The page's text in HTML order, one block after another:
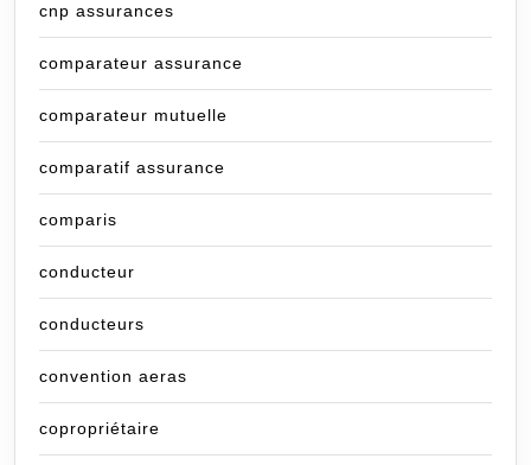
cnp assurances
comparateur assurance
comparateur mutuelle
comparatif assurance
comparis
conducteur
conducteurs
convention aeras
copropriétaire